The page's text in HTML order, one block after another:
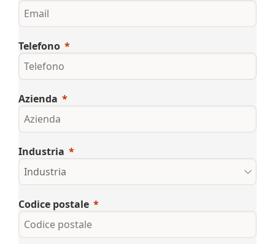
Telefono
Azienda
Industria
Codice postale